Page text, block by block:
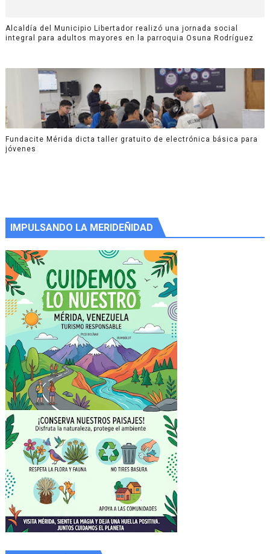
Alcaldía del Municipio Libertador realizó una jornada social
integral para adultos mayores en la parroquia Osuna Rodríguez
Fundacite Mérida dicta taller gratuito de electrónica básica para
jóvenes
IMPULSANDO LA MERIDEÑIDAD